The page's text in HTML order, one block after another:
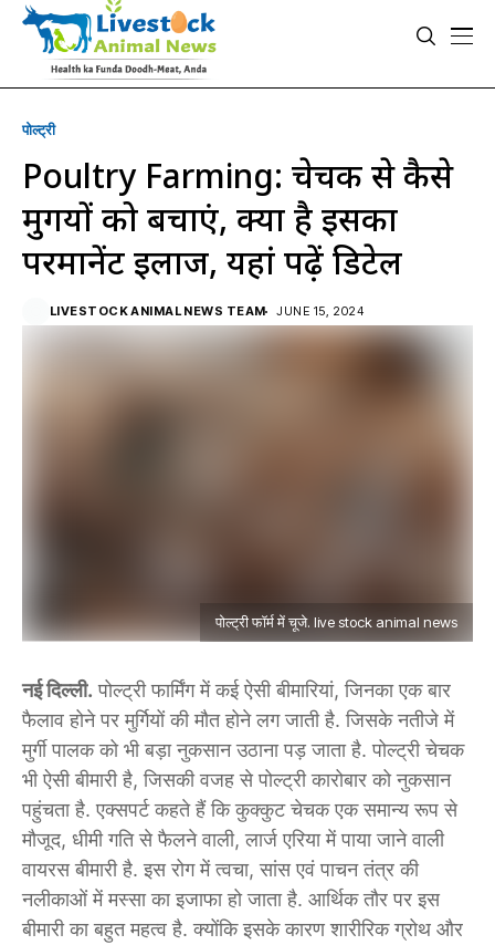
पोल्ट्री
Poultry Farming: चेचक से कैसे
मुर्गियों को बचाएं, क्या है इसका
परमानेंट इलाज, यहां पढ़ें डिटेल
LIVESTOCK ANIMAL NEWS TEAM JUNE 15, 2024
पोल्ट्री फॉर्म में चूजे. live stock animal news
नई दिल्ली. पोल्ट्री फार्मिंग में कई ऐसी बीमारियां, जिनका एक बार
फैलाव होने पर मुर्गियों की मौत होने लग जाती है. जिसके नतीजे में
मुर्गी पालक को भी बड़ा नुकसान उठाना पड़ जाता है. पोल्ट्री चेचक
भी ऐसी बीमारी है, जिसकी वजह से पोल्ट्री कारोबार को नुकसान
पहुंचता है. एक्सपर्ट कहते हैं कि कुक्कुट चेचक एक समान्य रूप से
मौजूद, धीमी गति से फैलने वाली, लार्ज एरिया में पाया जाने वाली
वायरस बीमारी है. इस रोग में त्वचा, सांस एवं पाचन तंत्र की
नलीकाओं में मस्सा का इजाफा हो जाता है. आर्थिक तौर पर इस
बीमारी का बहुत महत्व है. क्योंकि इसके कारण शारीरिक ग्रोथ और